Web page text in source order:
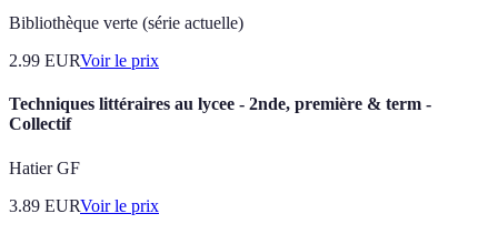
Bibliothèque verte (série actuelle)
2.99 EURVoir le prix
Techniques littéraires au lycee - 2nde, première & term -
Collectif
Hatier GF
3.89 EURVoir le prix